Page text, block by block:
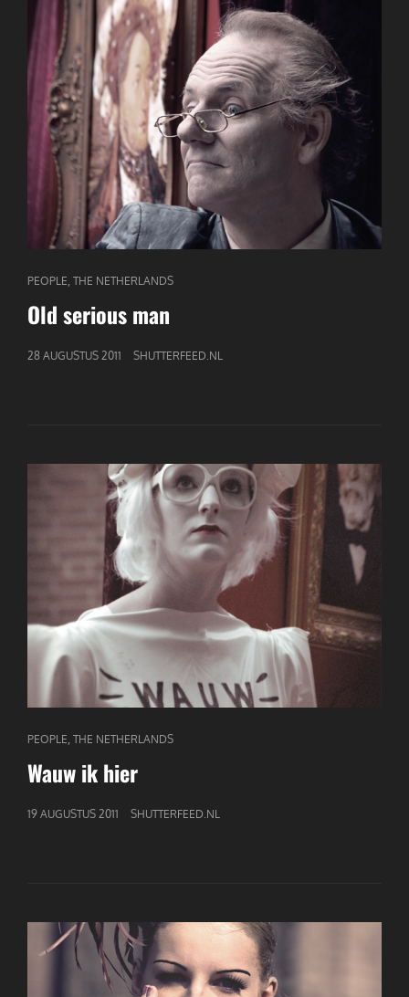
CAT
LINKS
PEOPLE, THE NETHERLANDS
Old serious man
GEPUBLICEERD
28 AUGUSTUS 2011 SHUTTERFEED.NL
CAT
LINKS
PEOPLE THE NETHERLANDS
Wauw ik hier
GEPUBLICEERD
19 AUGUSTUS 2011 SHUTTERFEED.NL